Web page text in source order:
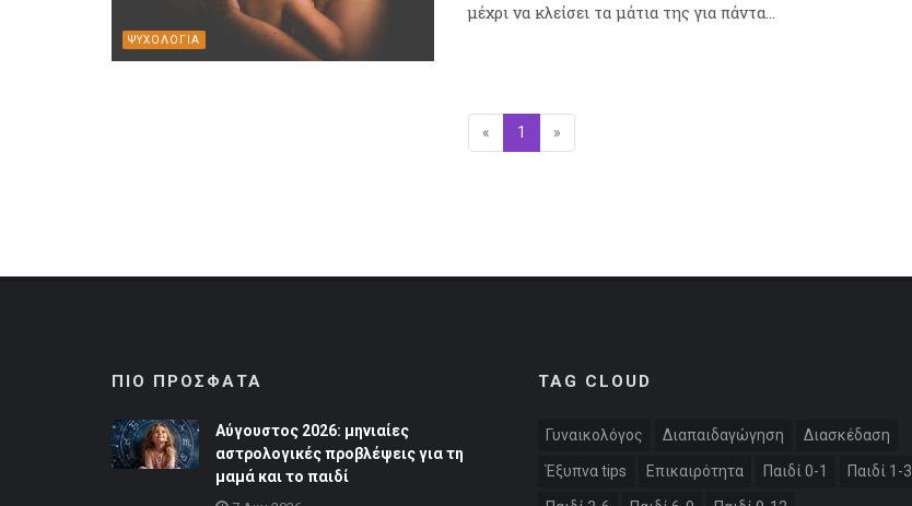
ΨΥΧΟΛΟΓΙΑ
μέχρι να κλείσει τα μάτια της για πάντα...
« Προηγούμενη
1 (επιλεγμένη)
»
ΠΙΟ ΠΡΟΣΦΑΤΑ
Αύγουστος 2026: μηνιαίες
αστρολογικές προβλέψεις για τη
μαμά και το παιδί
TAG CLOUD
Γυναικολόγος Διαπαιδαγώγηση Διασκέδαση
Έξυπνα tips Επικαιρότητα Παιδί 0-1 Παιδί 1-3